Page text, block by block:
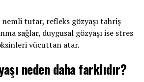
nemli tutar, refleks gözyaşı tahriş
sağlar, duygusal gözyaşı ise stres
vücuttan atar.
neden daha farklıdır?